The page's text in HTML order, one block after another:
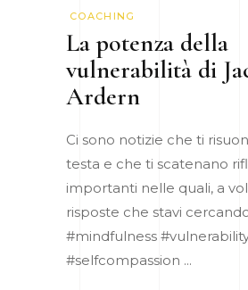
COACHING
La potenza della
vulnerabilità di
Ardern
Ci sono notizie che ti
testa e che ti scatenano
importanti nelle quali, a
risposte che stavi
#mindfulness
#selfcompassion